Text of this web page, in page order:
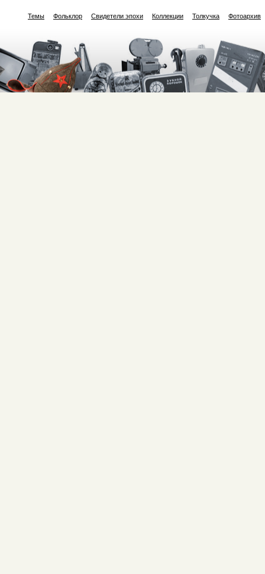
Темы Фольклор Свидетели эпохи Коллекции Толкучка Фотоархив